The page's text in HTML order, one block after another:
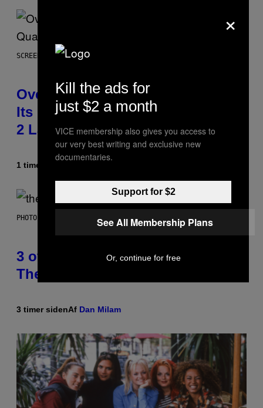
SCREENSHOT: BLIZZARD
Overwatch Rebrand Pays Off With
Its Best Quarter Since Overwatch
2 Launched
1 time siden
PHOTO BY JAMIE MCCARTHY/WIREIMAGE
3 of the Best Alt-Rock Television
Theme Songs of the 2000s
3 timer sidenAf Dan Milam
×
Kill the ads for
just $2 a month
VICE membership also gives you access to
our very best writing and exclusive new
documentaries.
Support for $2
See All Membership Plans
Or, continue for free